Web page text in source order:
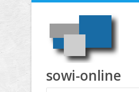
Direkt zum Inhalt
sowi-online